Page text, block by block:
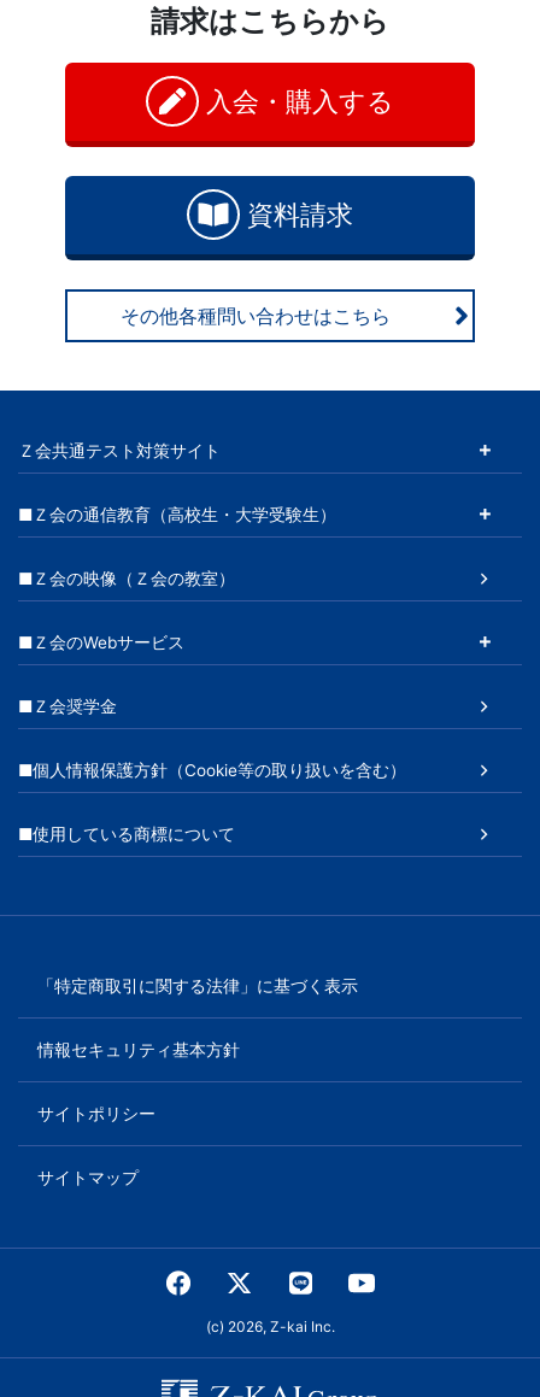
請求はこちらから
入会・購入する
資料請求
その他各種問い合わせはこちら
Ｚ会共通テスト対策サイト
■Ｚ会の通信教育（高校生・大学受験生）
■Ｚ会の映像（Ｚ会の教室）
■Ｚ会のWebサービス
■Ｚ会奨学金
■個人情報保護方針（Cookie等の取り扱いを含む）
■使用している商標について
「特定商取引に関する法律」に基づく表示
情報セキュリティ基本方針
サイトポリシー
サイトマップ
(c) 2026, Z-kai Inc.